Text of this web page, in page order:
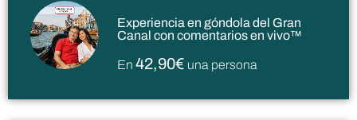
Experiencia en góndola del Gran
Canal con comentarios en vivo™
En42,90€ una persona